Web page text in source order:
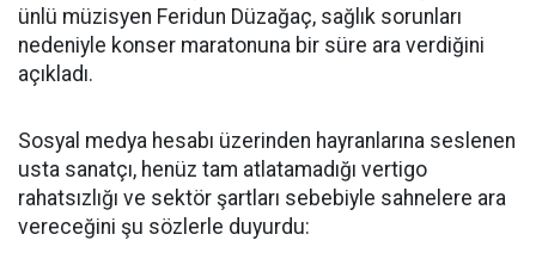
ünlü müzisyen Feridun Düzağaç, sağlık sorunları
nedeniyle konser maratonuna bir süre ara verdiğini
açıkladı.
Sosyal medya hesabı üzerinden hayranlarına seslenen
usta sanatçı, henüz tam atlatamadığı vertigo
rahatsızlığı ve sektör şartları sebebiyle sahnelere ara
vereceğini şu sözlerle duyurdu: